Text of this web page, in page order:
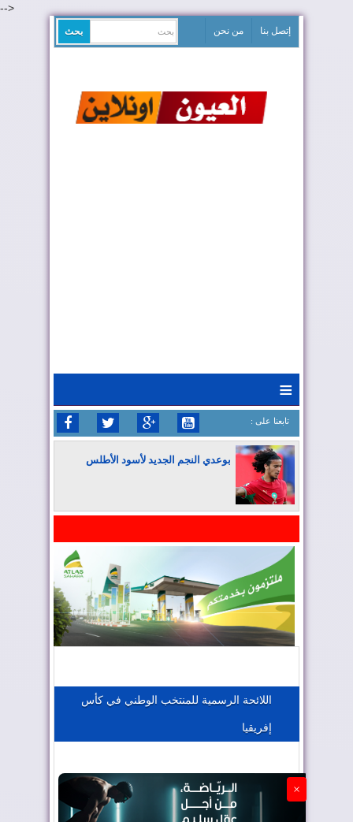
-->
إتصل بنا من نحن
≡
: تابعنا على
بوعدي النجم الجديد لأسود الأطلس
المغرب يعزز موقعه في صناعة الطيران
الجزائر تستسلم لفرنسا
اللائحة الرسمية للمنتخب الوطني في كأس
إفريقيا
×